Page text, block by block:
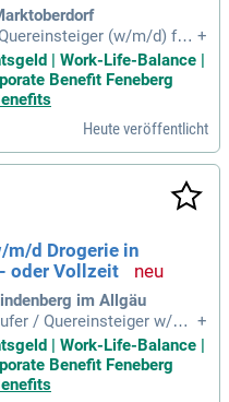
(w/m/d) für
(Bahnhofstraße) in Te
von 13,90 €/Stunde, Ur
30 Tage Urlaub. Pr
und betriebliche A
fördert Weiterent
und außergewöhnlichen
familiäres Team unter
beraten möchten, bew
+
| Work-Life-Balance |
Benefit Feneberg
Heute veröffentlicht
m/d Drogerie in
oder Vollzeit
im Allgäu
/ Quereinsteiger w/m/
Allgäu, in Teil- oder Vollz
zwischen 13,90 € un
und Weihnachtsg
+
| Work-Life-Balance |
Benefit Feneberg